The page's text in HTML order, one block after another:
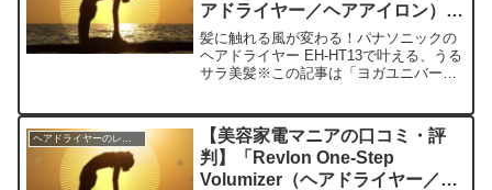
アドライヤー／ヘアアイロン）」
を実際に使ってみた正直感想
髪に触れる風が変わる！パナソニックの
ヘアドライヤー EH-HT13で叶える、うる
サラ美髪※この記事は「ヨガユニバース
口コミ今日、編集部が紹介したいのが
「Panasoni...
【美容家電マニアの口コミ・評
判】「Revlon One-Step
Volumizer（ヘアドライヤー／ヘ